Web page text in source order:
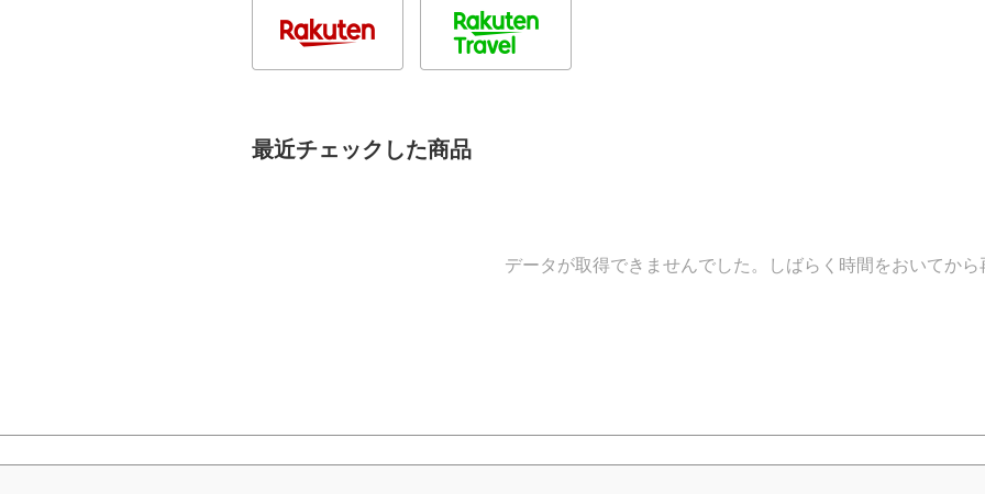
最近チェックした商品
データが取得できませんでした。しばらく時間をおいてから